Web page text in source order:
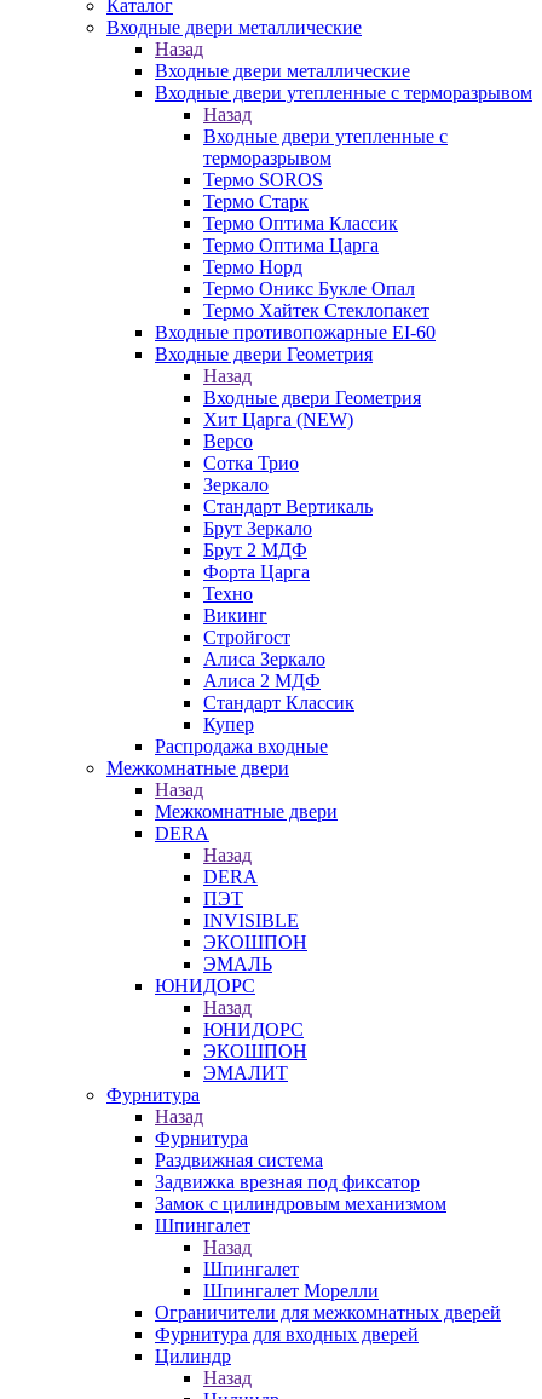
Каталог
Входные двери металлические
Назад
Входные двери металлические
Входные двери утепленные с терморазрывом
Назад
Входные двери утепленные с
терморазрывом
Термо SOROS
Термо Старк
Термо Оптима Классик
Термо Оптима Царга
Термо Норд
Термо Оникс Букле Опал
Термо Хайтек Стеклопакет
Входные противопожарные EI-60
Входные двери Геометрия
Назад
Входные двери Геометрия
Хит Царга (NEW)
Версо
Сотка Трио
Зеркало
Стандарт Вертикаль
Брут Зеркало
Брут 2 МДФ
Форта Царга
Техно
Викинг
Стройгост
Алиса Зеркало
Алиса 2 МДФ
Стандарт Классик
Купер
Распродажа входные
Межкомнатные двери
Назад
Межкомнатные двери
DERA
Назад
DERA
ПЭТ
INVISIBLE
ЭКОШПОН
ЭМАЛЬ
ЮНИДОРС
Назад
ЮНИДОРС
ЭКОШПОН
ЭМАЛИТ
Фурнитура
Назад
Фурнитура
Раздвижная система
Задвижка врезная под фиксатор
Замок с цилиндровым механизмом
Шпингалет
Назад
Шпингалет
Шпингалет Морелли
Ограничители для межкомнатных дверей
Фурнитура для входных дверей
Цилиндр
Назад